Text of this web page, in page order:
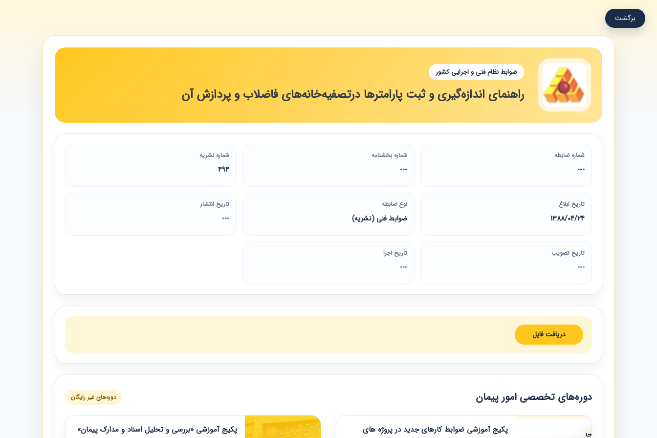
برگشت
ضوابط نظام فنی و اجرایی کشور
راهنمای اندازه‌گیری و ثبت پارامترها درتصفیه‌خانه‌های فاضلاب و پردازش آن
شماره ضابطه
---
شماره بخشنامه
---
شماره نشریه
494
تاریخ ابلاغ
1388/04/24
نوع ضابطه
ضوابط فنی (نشریه)
تاریخ انتشار
---
تاریخ تصویب
---
تاریخ اجرا
---
دریافت فایل
دوره‌های تخصصی امور پیمان دوره‌های غیر رایگان
پکیج آموزشی ضوابط کارهای جدید در پروژه های
پکیج آموزشی «بررسی و تحلیل اسناد و مدارک پیمان»